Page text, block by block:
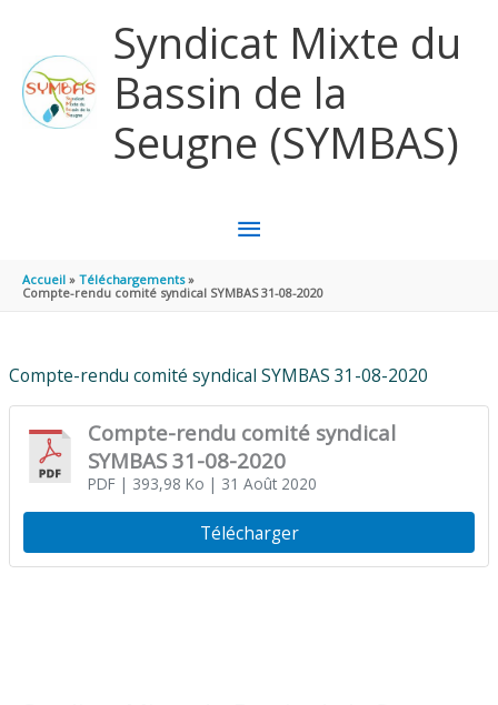
Syndicat Mixte du
Bassin de la
Seugne (SYMBAS)
MENU
PRINCIPAL
Accueil
Téléchargements
Compte-rendu comité syndical SYMBAS 31-08-2020
Compte-rendu comité syndical SYMBAS 31-08-2020
Compte-rendu comité syndical
SYMBAS 31-08-2020
PDF| 393,98 Ko | 31 Août 2020
Télécharger